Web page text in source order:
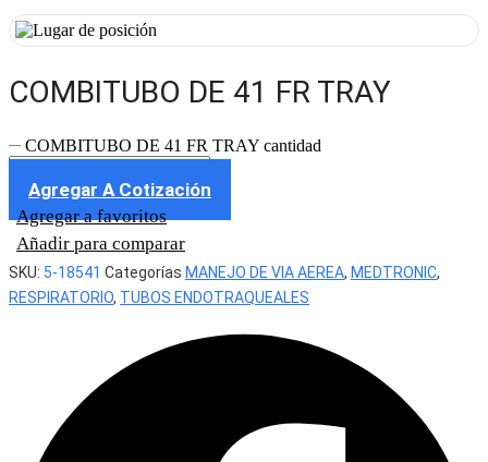
COMBITUBO DE 41 FR TRAY
COMBITUBO DE 41 FR TRAY cantidad
Agregar A Cotización
Agregar a favoritos
Añadir para comparar
SKU: 5-18541 Categorías MANEJO DE VIA AEREA, MEDTRONIC,
RESPIRATORIO, TUBOS ENDOTRAQUEALES